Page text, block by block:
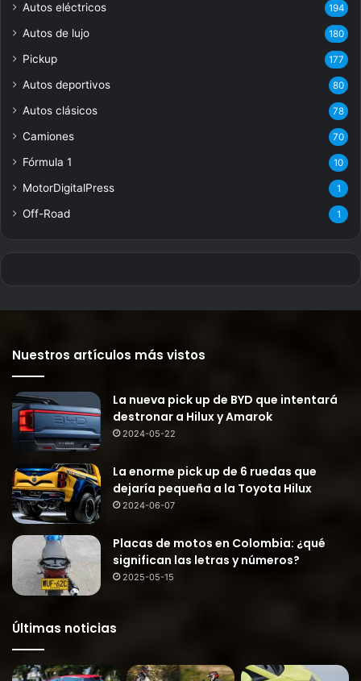
Autos eléctricos 194
Autos de lujo 180
Pickup 177
Autos deportivos 80
Autos clásicos 78
Camiones 70
Fórmula 1 10
MotorDigitalPress 1
Off-Road 1
Nuestros artículos más vistos
La nueva pick up de BYD que intentará
destronar a Hilux y Amarok
2024-05-22
La enorme pick up de 6 ruedas que
dejaría pequeña a la Toyota Hilux
2024-06-07
Placas de motos en Colombia: ¿qué
significan las letras y números?
2025-05-15
Últimas noticias